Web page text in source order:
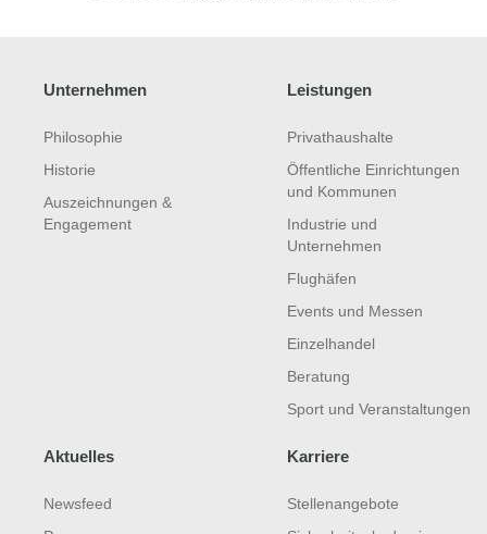
Unternehmen
Philosophie
Historie
Auszeichnungen &
Engagement
Leistungen
Privathaushalte
Öffentliche Einrichtungen
und Kommunen
Industrie und
Unternehmen
Flughäfen
Events und Messen
Einzelhandel
Beratung
Sport und Veranstaltungen
Aktuelles
Newsfeed
Karriere
Stellenangebote